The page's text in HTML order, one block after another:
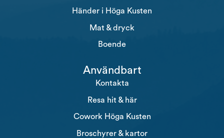
Händer i Höga Kusten
Mat & dryck
Boende
Användbart
Kontakta
Resa hit & här
Cowork Höga Kusten
Broschyrer & kartor